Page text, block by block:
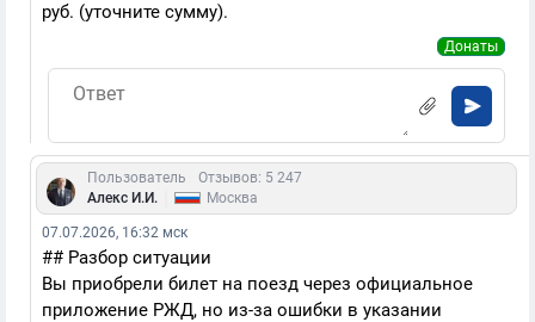
руб. (уточните сумму).
Донаты
Пользователь
Отзывов: 5 247
Алекс И.И.
Москва
07.07.2026, 16:32 мск
## Разбор ситуации
Вы приобрели билет на поезд через официальное
приложение РЖД, но из-за ошибки в указании